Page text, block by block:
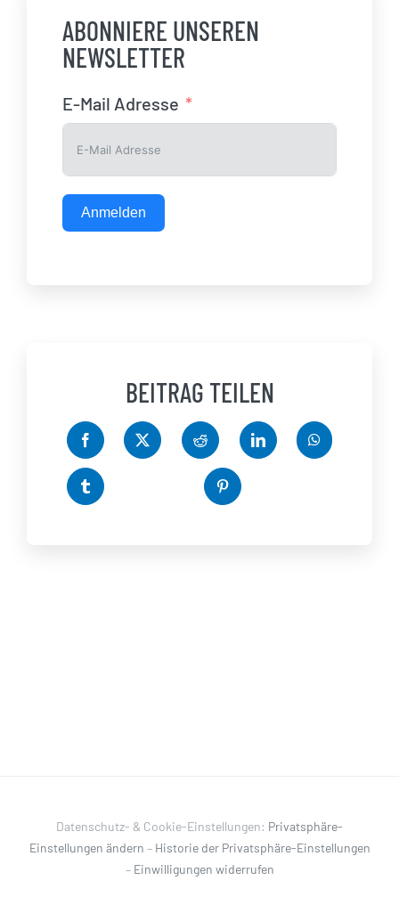
ABONNIERE UNSEREN
NEWSLETTER
E-Mail Adresse
Anmelden
BEITRAG TEILEN
Datenschutz- & Cookie-Einstellungen: Privatsphäre-
Einstellungen ändern – Historie der Privatsphäre-Einstellungen
– Einwilligungen widerrufen